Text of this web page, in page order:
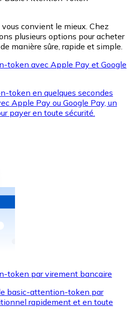
en espèces et d'autres
bancaire
convient le mieux. Chez
plusieurs options pour acheter
manière sûre, rapide et simple.
token avec Apple Pay et Google
token en quelques secondes
Apple Pay ou Google Pay, un
payer en toute sécurité.
token par virement bancaire
basic-attention-token par
rapidement et en toute